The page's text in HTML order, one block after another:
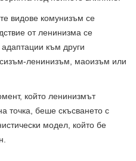
видове комунизъм се
от ленинизма се
към други
ленинизъм, маоизъм или
който ленинизмът
точка, беше скъсването с
модел, който бе